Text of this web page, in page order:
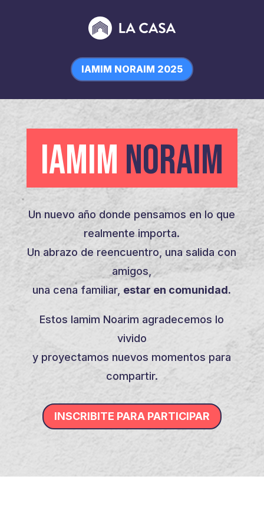
IAMIM NORAIM 2025
IAMIM NORAIM
Un nuevo año donde pensamos en lo que
realmente importa.
Un abrazo de reencuentro, una salida con
amigos,
una cena familiar, estar en comunidad.
Estos Iamim Noarim agradecemos lo
vivido
y proyectamos nuevos momentos para
compartir.
INSCRIBITE PARA PARTICIPAR